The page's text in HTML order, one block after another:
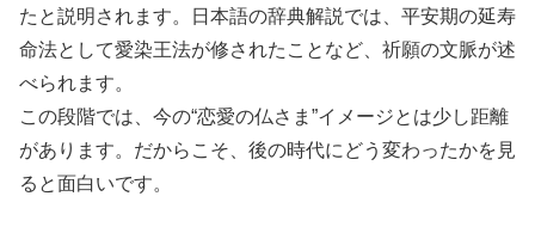
たと説明されます。日本語の辞典解説では、平安期の延寿
命法として愛染王法が修されたことなど、祈願の文脈が述
べられます。
この段階では、今の“恋愛の仏さま”イメージとは少し距離
があります。だからこそ、後の時代にどう変わったかを見
ると面白いです。